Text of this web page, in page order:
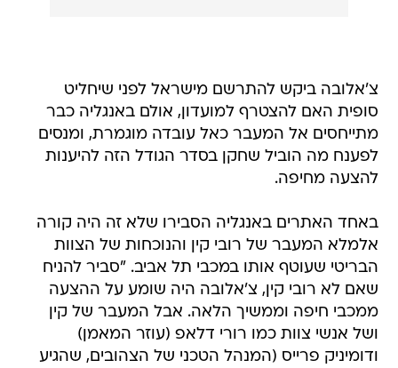
צ'אלובה ביקש להתרשם מישראל לפני שיחליט
סופית האם להצטרף למועדון, אולם באנגליה כבר
מתייחסים אל המעבר כאל עובדה מוגמרת, ומנסים
לפענח מה הוביל שחקן בסדר הגודל הזה להיענות
להצעה מחיפה.
באחד האתרים באנגליה הסבירו שלא זה היה קורה
אלמלא המעבר של רובי קין והנוכחות של הצוות
הבריטי שעוטף אותו במכבי תל אביב. "סביר להניח
שאם לא רובי קין, צ'אלובה היה שומע על ההצעה
ממכבי חיפה וממשיך הלאה. אבל המעבר של קין
ושל אנשי צוות כמו רורי דלאפ (עוזר המאמן)
ודומיניק פרייס (המנהל הטכני של הצהובים, שהגיע